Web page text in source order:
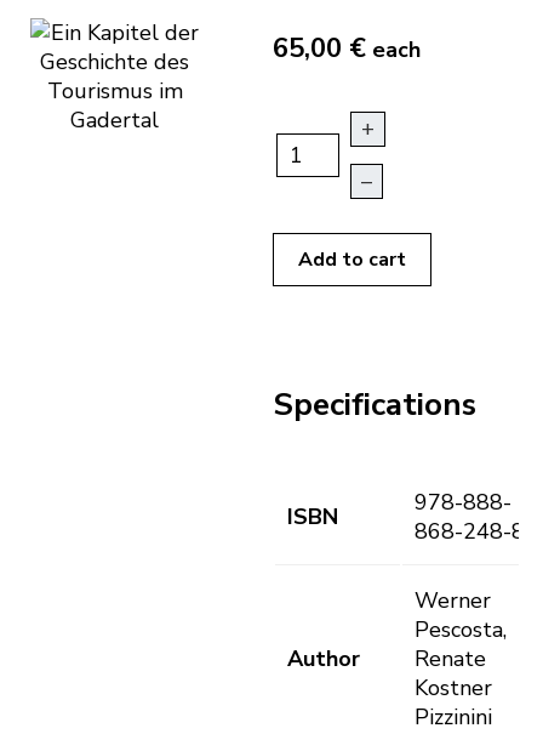
65,00 € each
+
–
Add to cart
Specifications
ISBN
978-888-
868-248-8
Author
Werner
Pescosta,
Renate
Kostner
Pizzinini